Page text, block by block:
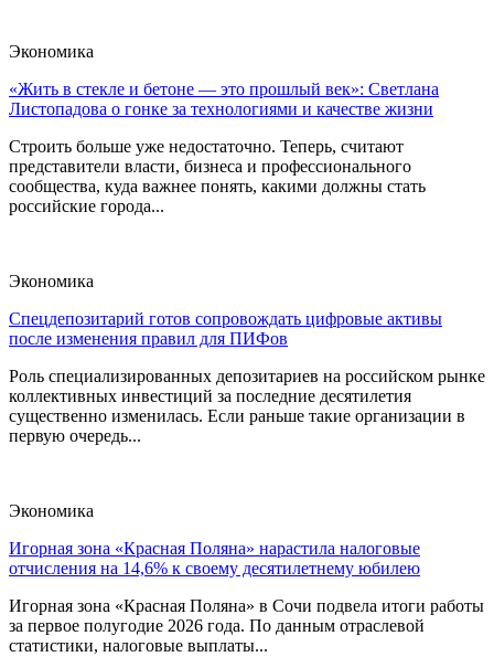
Экономика
«Жить в стекле и бетоне — это прошлый век»: Светлана
Листопадова о гонке за технологиями и качестве жизни
Строить больше уже недостаточно. Теперь, считают
представители власти, бизнеса и профессионального
сообщества, куда важнее понять, какими должны стать
российские города...
Экономика
Спецдепозитарий готов сопровождать цифровые активы
после изменения правил для ПИФов
Роль специализированных депозитариев на российском рынке
коллективных инвестиций за последние десятилетия
существенно изменилась. Если раньше такие организации в
первую очередь...
Экономика
Игорная зона «Красная Поляна» нарастила налоговые
отчисления на 14,6% к своему десятилетнему юбилею
Игорная зона «Красная Поляна» в Сочи подвела итоги работы
за первое полугодие 2026 года. По данным отраслевой
статистики, налоговые выплаты...